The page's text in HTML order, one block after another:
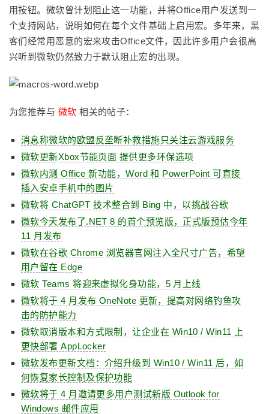
用按钮。微软曾计划阻止这一功能，并将Office用户发送到一
个支持网站，说明如何在每个文件基础上启用宏。多年来，黑
客们经常用恶意的宏来攻击Office文件，因此许多用户会很高
兴听到微软仍然致力于默认阻止宏的出现。
为您推荐与 微软 相关的帖子：
消息称微软的欧盟反垄断补救措施只关注云游戏服务
微软更新Xbox节能页面 提供更多环保选项
微软内测 Office 新功能，Word 和 PowerPoint 可直接
插入安卓手机中的图片
微软将 ChatGPT 技术整合到 Bing 中，以挑战谷歌
微软今天发布了.NET 8 的首个预览版，正式版预估今年
11 月发布
微软在谷歌 Chrome 浏览器官网注入全尺寸广告，希望
用户留在 Edge
微软 Teams 将迎来虚拟化身功能，5 月上线
微软将于 4 月发布 OneNote 更新，提高对网络钓鱼攻
击的防护能力
微软取消版本和方式限制，让企业在 Win10 / Win11 上
更快部署 AppLocker
微软发布更新文档：介绍升级到 Win10 / Win11 后，如
何恢复家长控制及保护功能
微软将于 4 月邀请更多用户测试新版 Outlook for
Windows 邮件应用